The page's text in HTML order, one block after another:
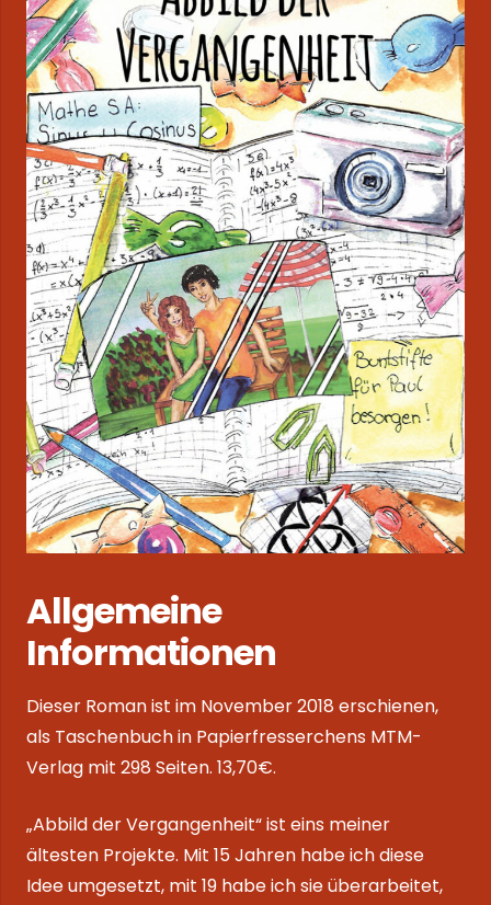
Allgemeine
Informationen
Dieser Roman ist im November 2018 erschienen,
als Taschenbuch in Papierfresserchens MTM-
Verlag mit 298 Seiten. 13,70€.
„Abbild der Vergangenheit“ ist eins meiner
ältesten Projekte. Mit 15 Jahren habe ich diese
Idee umgesetzt, mit 19 habe ich sie überarbeitet,